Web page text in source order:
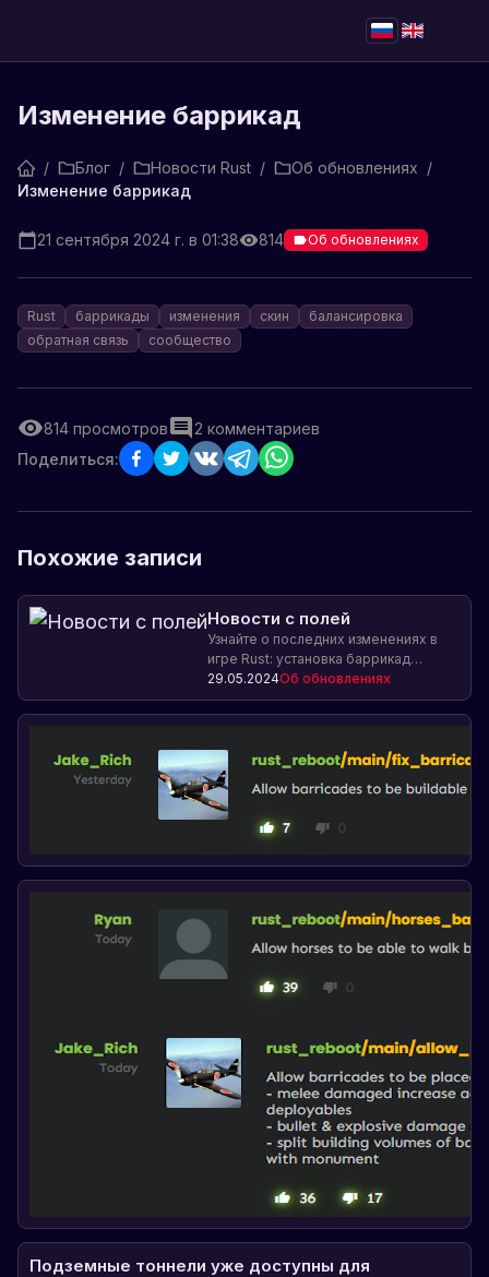
Изменение баррикад
/ Блог / Новости Rust / Об обновлениях /
Изменение баррикад
21 сентября 2024 г. в 01:38 814 Об обновлениях
Rust баррикады изменения скин
балансировка
обратная связь
сообщество
814 просмотров 2 комментариев
Поделиться:
Похожие записи
Новости с полей
Узнайте о последних изменениях в
игре Rust: установка баррикад
теперь доступна только на открытой
земле, а также катушки Теслы и
воспламенители автоматически
возможностях и улучшениях в статье.
29.05.2024Об обновлениях
Подземные тоннели уже доступны для